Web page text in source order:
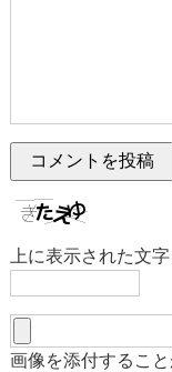
上に表示された文
画像を添付するこ